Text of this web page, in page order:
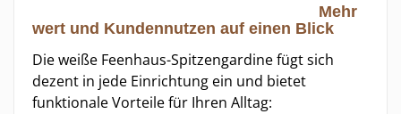
Mehr
wert und Kundennutzen auf einen Blick
Die weiße Feenhaus-Spitzengardine fügt sich
dezent in jede Einrichtung ein und bietet
funktionale Vorteile für Ihren Alltag: